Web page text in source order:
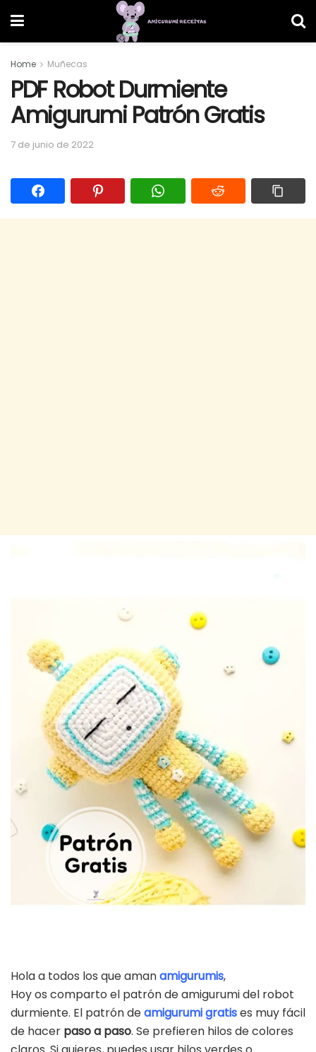
Home Muñecas
PDF Robot Durmiente
Amigurumi Patrón Gratis
7 de junio de 2022
Hola a todos los que amanamigurumis,
Hoy os comparto el patrón de amigurumi del robot
durmiente. El patrón deamigurumi gratises muy fácil
de hacer paso a paso. Se prefieren hilos de colores